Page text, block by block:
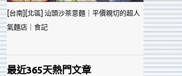
[台南][北區] 汕頭沙茶意麵｜平價親切的超人
氣麵店｜食記
最近365天熱門文章